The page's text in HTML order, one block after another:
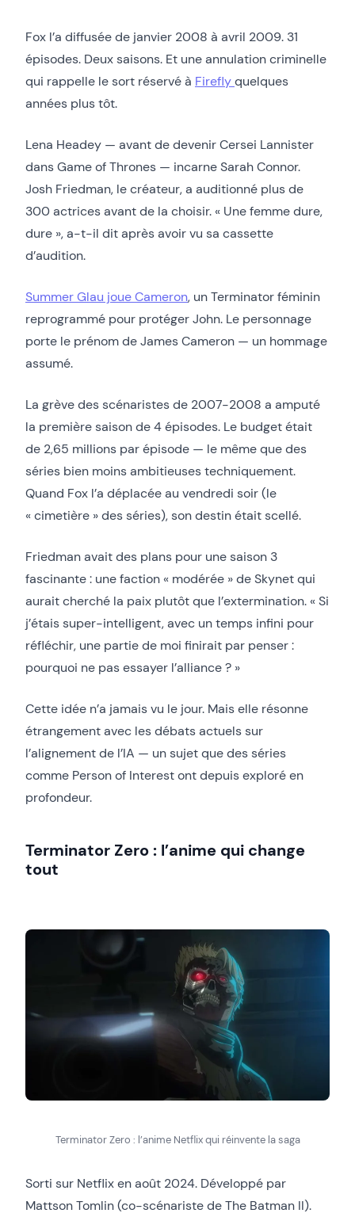
Fox l’a diffusée de janvier 2008 à avril 2009. 31
épisodes. Deux saisons. Et une annulation criminelle
qui rappelle le sort réservé à Fireflyquelques
années plus tôt.
Lena Headey — avant de devenir Cersei Lannister
dans Game of Thrones — incarne Sarah Connor.
Josh Friedman, le créateur, a auditionné plus de
300 actrices avant de la choisir. « Une femme dure,
dure », a-t-il dit après avoir vu sa cassette
d’audition.
Summer Glau joue Cameron, un Terminator féminin
reprogrammé pour protéger John. Le personnage
porte le prénom de James Cameron — un hommage
assumé.
La grève des scénaristes de 2007-2008 a amputé
la première saison de 4 épisodes. Le budget était
de 2,65 millions par épisode — le même que des
séries bien moins ambitieuses techniquement.
Quand Fox l’a déplacée au vendredi soir (le
« cimetière » des séries), son destin était scellé.
Friedman avait des plans pour une saison 3
fascinante : une faction « modérée » de Skynet qui
aurait cherché la paix plutôt que l’extermination. « Si
j’étais super-intelligent, avec un temps infini pour
réfléchir, une partie de moi finirait par penser :
pourquoi ne pas essayer l’alliance ? »
Cette idée n’a jamais vu le jour. Mais elle résonne
étrangement avec les débats actuels sur
l’alignement de l’IA — un sujet que des séries
comme Person of Interest ont depuis exploré en
profondeur.
Terminator Zero : l’anime qui change
tout
Terminator Zero : l’anime Netflix qui réinvente la saga
Sorti sur Netflix en août 2024. Développé par
Mattson Tomlin (co-scénariste de The Batman II).